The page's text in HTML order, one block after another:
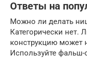
Ответы на
Можно ли делать
Категорически нет.
конструкцию может
Используйте фальш-